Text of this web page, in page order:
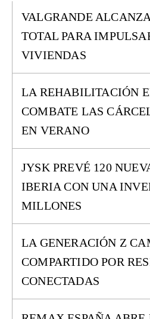
VALGRANDE
TOTAL PARA
VIVIENDAS
LA REHABILITACIÓN
COMBATE LAS
EN VERANO
JYSK PREVÉ 120
IBERIA CON UNA
MILLONES
LA GENERACIÓN Z
COMPARTIDO POR
CONECTADAS